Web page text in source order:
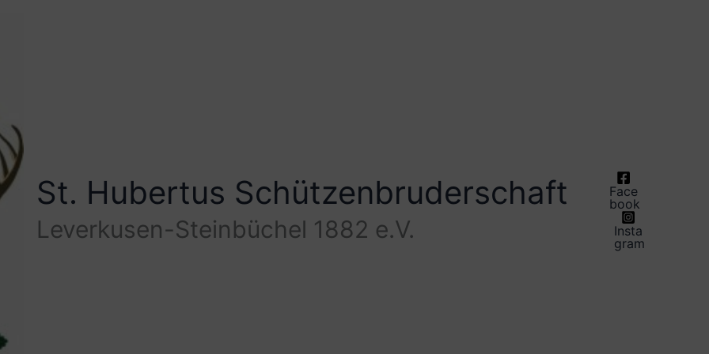
St. Hubertus Schützenbruderschaft
Leverkusen-Steinbüchel 1882 e.V.
Face
book
Insta
gram